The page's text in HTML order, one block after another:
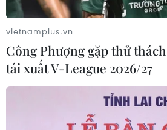
vietnamplus.vn
Công Phượng gặp thử
tái xuất V-League 2026/27